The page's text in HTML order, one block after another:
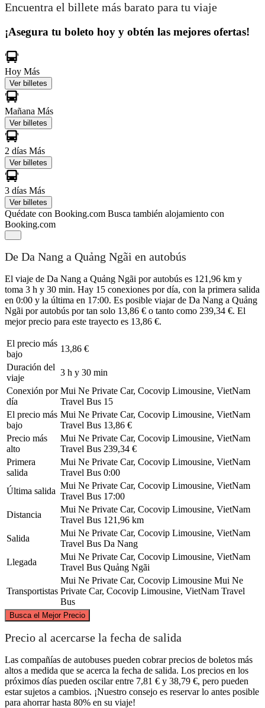
Encuentra el billete más barato para tu viaje
¡Asegura tu boleto hoy y obtén las mejores ofertas!
Hoy Más
Ver billetes
Mañana Más
Ver billetes
2 días Más
Ver billetes
3 días Más
Ver billetes
Quédate con Booking.com Busca también alojamiento con
Booking.com
De Da Nang a Quảng Ngãi en autobús
El viaje de Da Nang a Quảng Ngãi por autobús es 121,96 km y
toma 3 h y 30 min. Hay 15 conexiones por día, con la primera salida
en 0:00 y la última en 17:00. Es posible viajar de Da Nang a Quảng
Ngãi por autobús por tan solo 13,86 € o tanto como 239,34 €. El
mejor precio para este trayecto es 13,86 €.
El precio más
bajo
13,86 €
Duración del
viaje
3 h y 30 min
Conexión por
día
Mui Ne Private Car, Cocovip Limousine, VietNam
Travel Bus 15
El precio más
bajo
Mui Ne Private Car, Cocovip Limousine, VietNam
Travel Bus 13,86 €
Precio más
alto
Mui Ne Private Car, Cocovip Limousine, VietNam
Travel Bus 239,34 €
Primera
salida
Mui Ne Private Car, Cocovip Limousine, VietNam
Travel Bus 0:00
Última salida
Mui Ne Private Car, Cocovip Limousine, VietNam
Travel Bus 17:00
Distancia
Mui Ne Private Car, Cocovip Limousine, VietNam
Travel Bus 121,96 km
Salida
Mui Ne Private Car, Cocovip Limousine, VietNam
Travel Bus Da Nang
Llegada
Mui Ne Private Car, Cocovip Limousine, VietNam
Travel Bus Quảng Ngãi
Transportistas
Mui Ne Private Car, Cocovip Limousine Mui Ne
Private Car, Cocovip Limousine, VietNam Travel
Bus
Busca el Mejor Precio
Precio al acercarse la fecha de salida
Las compañías de autobuses pueden cobrar precios de boletos más
altos a medida que se acerca la fecha de salida. Los precios en los
próximos días pueden oscilar entre 7,81 € y 38,79 €, pero pueden
estar sujetos a cambios. ¡Nuestro consejo es reservar lo antes posible
para ahorrar hasta 80% en su viaje!